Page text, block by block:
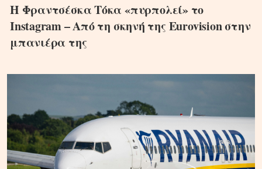
Η Φραντσέσκα Τόκα «πυρπολεί» το
Instagram – Από τη σκηνή της Eurovision στην
μπανιέρα της